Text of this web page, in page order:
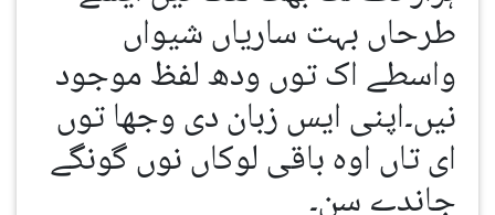
طرحاں بہت ساریاں شیواں
واسطے اک توں ودھ لفظ موجود
نیں۔اپنی ایس زبان دی وجھا توں
ای تاں اوہ باقی لوکاں نوں گونگے
جاندے سن۔